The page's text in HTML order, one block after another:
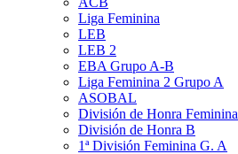
Liga Feminina
LEB
LEB 2
EBA Grupo A-B
Liga Feminina 2 Grupo A
ASOBAL
División de Honra Feminina
División de Honra B
1ª División Feminina G. A